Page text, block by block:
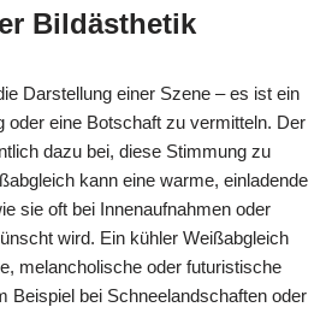
Bildästhetik
Darstellung einer Szene – es ist ein
oder eine Botschaft zu vermitteln. Der
dazu bei, diese Stimmung zu
kann eine warme, einladende
sie oft bei Innenaufnahmen oder
wird. Ein kühler Weißabgleich
melancholische oder futuristische
Beispiel bei Schneelandschaften oder